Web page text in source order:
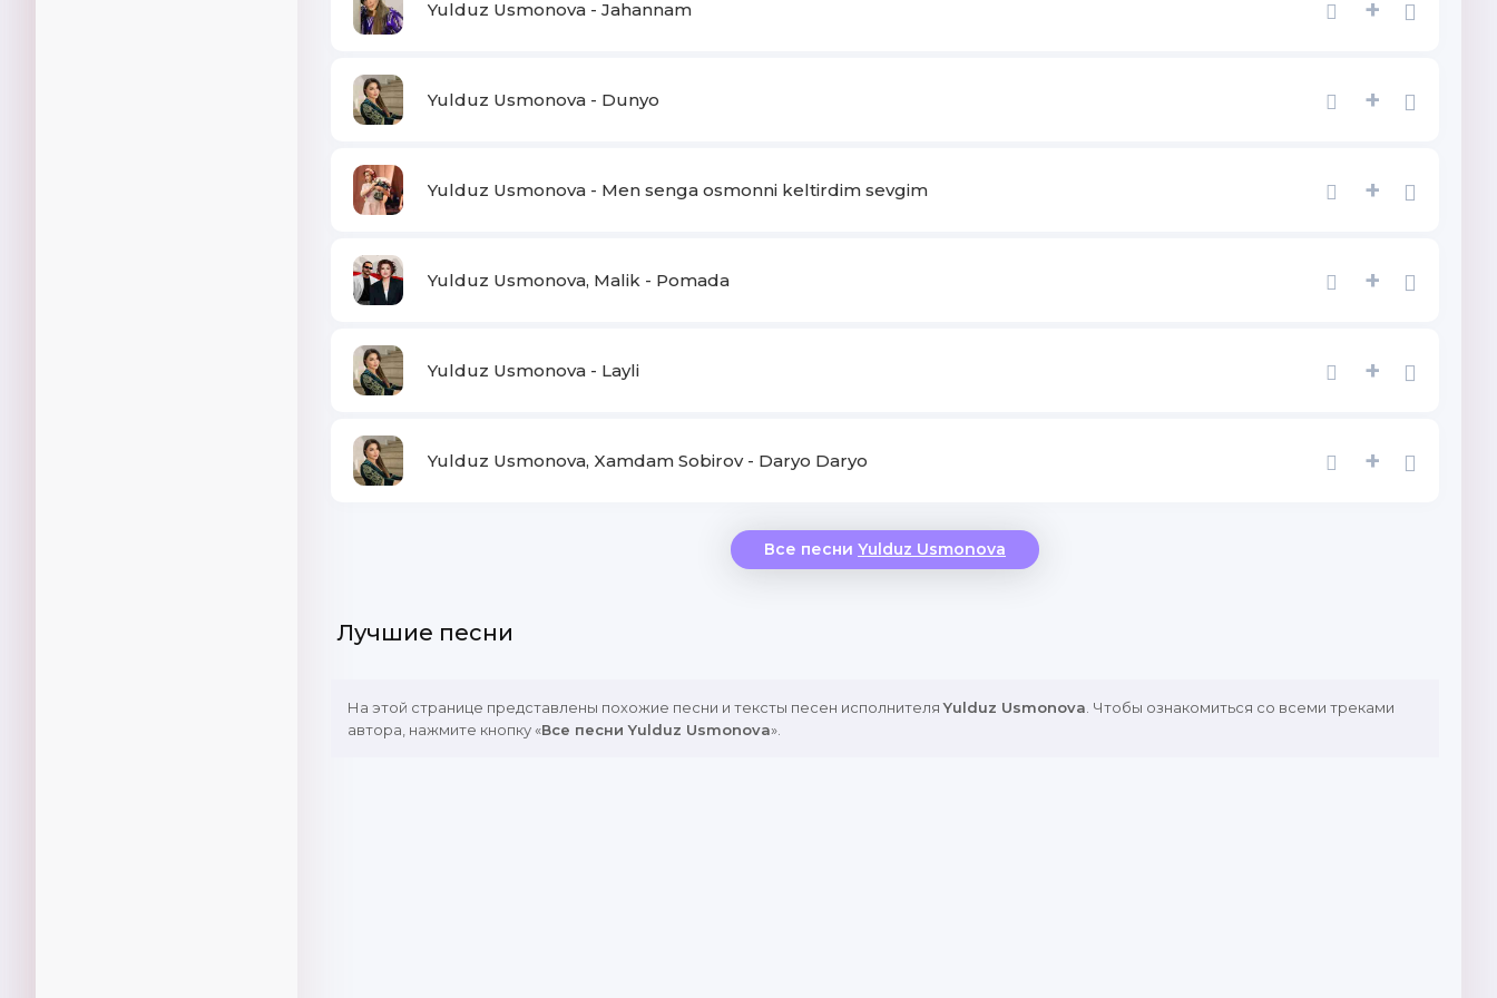
Yulduz Usmonova - Jahannam +
Yulduz Usmonova - Dunyo +
Yulduz Usmonova - Men senga osmonni keltirdim sevgim +
Yulduz Usmonova, Malik - Pomada +
Yulduz Usmonova - Layli +
Yulduz Usmonova, Xamdam Sobirov - Daryo Daryo +
Все песни Yulduz Usmonova
Лучшие песни
На этой странице представлены похожие песни и тексты песен исполнителяYulduz Usmonova . Чтобы ознакомиться со всеми треками
автора, нажмите кнопку «Все песни Yulduz Usmonova».